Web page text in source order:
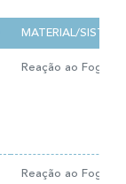
MATERIAL/
Reação ao Fogo
Reação ao Fogo